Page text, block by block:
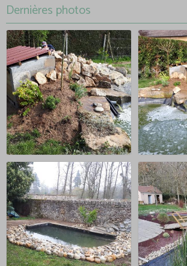
Dernières photos